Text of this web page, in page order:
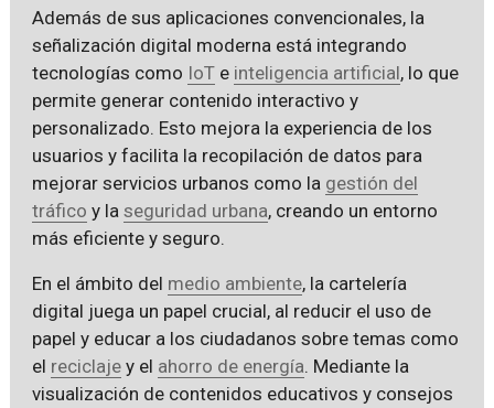
Además de sus aplicaciones convencionales, la
señalización digital moderna está integrando
tecnologías como IoTe inteligencia artificial, lo que
permite generar contenido interactivo y
personalizado. Esto mejora la experiencia de los
usuarios y facilita la recopilación de datos para
mejorar servicios urbanos como la gestión del
tráfico y la seguridad urbana, creando un entorno
más eficiente y seguro.
En el ámbito del medio ambiente, la cartelería
digital juega un papel crucial, al reducir el uso de
papel y educar a los ciudadanos sobre temas como
el reciclajey el ahorro de energía. Mediante la
visualización de contenidos educativos y consejos